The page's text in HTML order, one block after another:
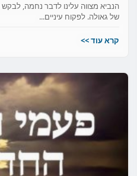
הנביא מצווה עלינו לדבר נחמה,
של גאולה. לפקוח עיניים...
קרא עוד >>